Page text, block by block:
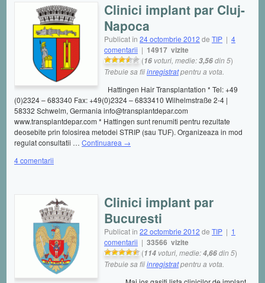
Clinici implant par Cluj-
Napoca
Publicat în 24 octombrie 2012 de TIP | 4
comentarii | 14917 vizite
(16 voturi, medie:3,56din 5)
Trebuie sa fiiinregistratpentru a vota.
Hattingen Hair Transplantation * Tel: +49
(0)2324 – 683340 Fax: +49(0)2324 – 6833410 Wilhelmstraße 2-4 |
58332 Schwelm, Germania info@transplantdepar.com
www.transplantdepar.com * Hattingen sunt renumiti pentru rezultate
deosebite prin folosirea metodei STRIP (sau TUF). Organizeaza in mod
regulat consultatii … Continuarea →
4 comentarii
Clinici implant par
Bucuresti
Publicat în 22 octombrie 2012 de TIP | 1
comentarii | 33566 vizite
(114 voturi, medie:4,66din 5)
Trebuie sa fiiinregistratpentru a vota.